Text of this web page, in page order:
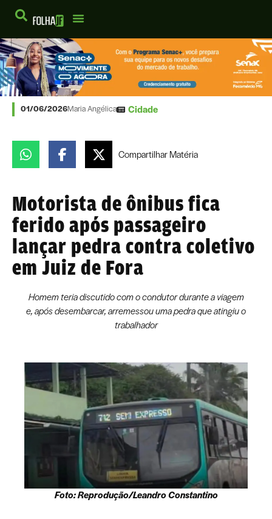
01/06/2026Maria Angélica Cidade
CompartilharMatéria
Motorista de ônibus fica
ferido após passageiro
lançar pedra contra coletivo
em Juiz de Fora
Homem teria discutido com o condutor durante a viagem
e, após desembarcar, arremessou uma pedra que atingiu o
trabalhador
Foto: Reprodução/Leandro Constantino